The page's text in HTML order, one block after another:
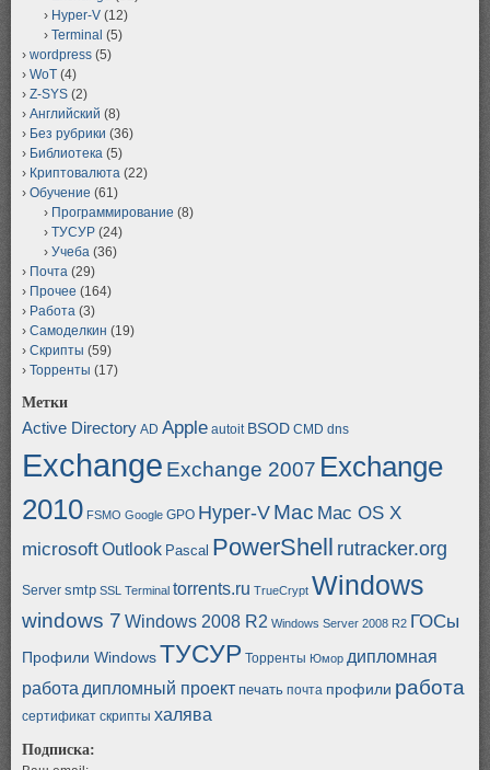
Hyper-V (12)
Terminal (5)
wordpress (5)
WoT (4)
Z-SYS (2)
Английский (8)
Без рубрики (36)
Библиотека (5)
Криптовалюта (22)
Обучение (61)
Программирование (8)
ТУСУР (24)
Учеба (36)
Почта (29)
Прочее (164)
Работа (3)
Самоделкин (19)
Скрипты (59)
Торренты (17)
Метки
Active Directory AD Apple autoit BSOD CMD dns
Exchange Exchange 2007 Exchange
2010 FSMO Google GPO Hyper-V Mac Mac OS X
microsoftOutlook Pascal PowerShell rutracker.org
Server smtp SSL Terminal torrents.ru TrueCrypt Windows
windows 7 Windows 2008 R2 Windows Server 2008 R2 ГОСы
Профили WindowsТУСУР Торренты Юмор дипломная
работа дипломный проект печать почта профили работа
сертификат скрипты халява
Подписка: